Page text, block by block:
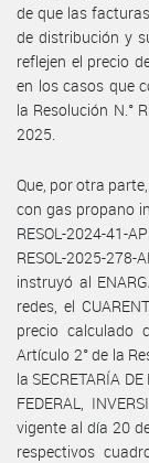
de que las
de distribución y
reflejen el precio
en los casos que
la Resolución N.°
2025.
Que, por otra
con gas propano
RESOL-2024-41-
RESOL-2025-
instruyó al
redes, el
precio calculado
Artículo 2° de la
la SECRETARÍA
FEDERAL,
vigente al día 20
respectivos